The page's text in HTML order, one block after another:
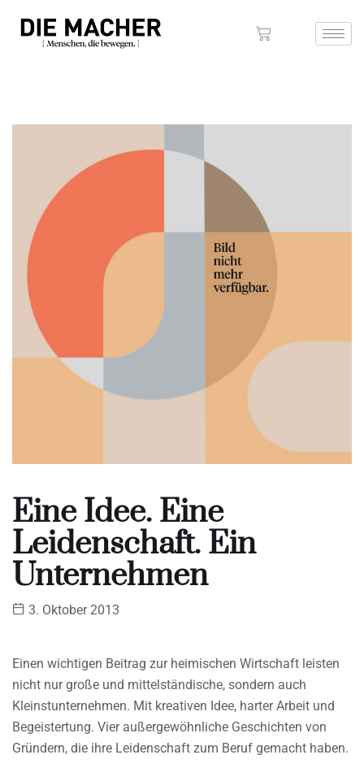
Eine Idee. Eine
Leidenschaft. Ein
Unternehmen
3. Oktober 2013
Einen wichtigen Beitrag zur heimischen Wirtschaft leisten
nicht nur große und mittelständische, sondern auch
Kleinstunternehmen. Mit kreativen Idee, harter Arbeit und
Begeistertung. Vier außergewöhnliche Geschichten von
Gründern, die ihre Leidenschaft zum Beruf gemacht haben.